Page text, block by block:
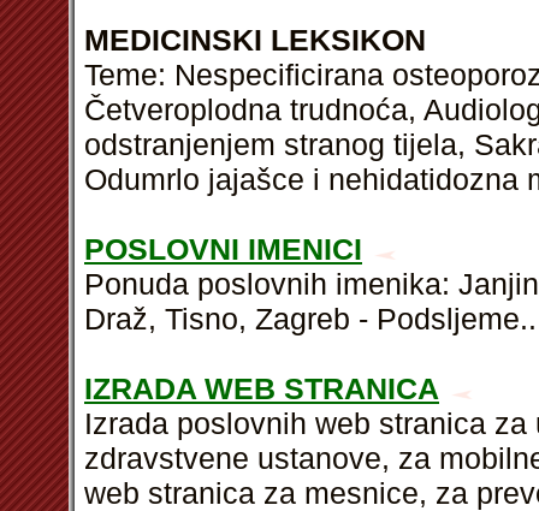
MEDICINSKI LEKSIKON
Teme: Nespecificirana
Četveroplodna trudnoća,
odstranjenjem stranog tijela,
Odumrlo jajašce i nehidatidozna
POSLOVNI IMENICI
Ponuda poslovnih imenika:
Draž, Tisno, Zagreb -
IZRADA WEB STRANICA
Izrada poslovnih web stranica
zdravstvene ustanove, za
web stranica za mesnice, za